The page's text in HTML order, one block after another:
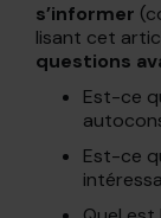
s’informer
lisant cet
questions
Est-ce
Est-ce